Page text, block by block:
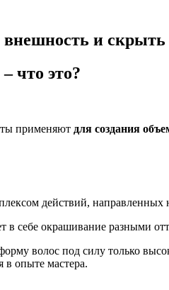
и скрыть
что это?
применяют для создания
действий,
в себе окрашивание разными
волос под силу только
в опыте мастера.